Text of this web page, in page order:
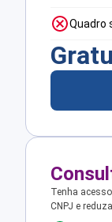
Quadro
Tenha
CNPJ e